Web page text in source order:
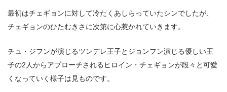
最初はチェギョンに対して冷たくあしらっていたシンでしたが、
チェギョンのひたむきさに次第に心惹かれていきます。
チュ・ジフンが演じるツンデレ王子とジョンフン演じる優しい王
子の2人からアプローチされるヒロイン・チェギョンが段々と可愛
くなっていく様子は見ものです。